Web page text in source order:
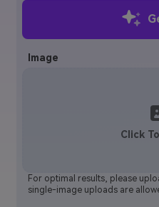
Image
Click
For optimal results, please
single-image uploads are